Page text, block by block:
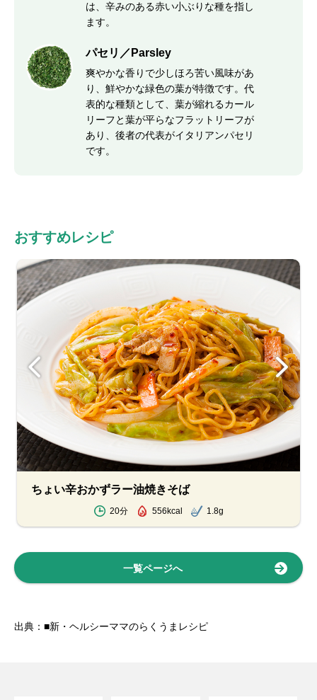
は、辛みのある赤い小ぶりな種を指し
ます。
パセリ／Parsley
爽やかな香りで少しほろ苦い風味があ
り、鮮やかな緑色の葉が特徴です。代
表的な種類として、葉が縮れるカール
リーフと葉が平らなフラットリーフが
あり、後者の代表がイタリアンパセリ
です。
おすすめレシピ
ちょい辛おかずラー油焼きそば
20分 556kcal 1.8g
一覧ページへ
出典：■新・ヘルシーママのらくうまレシピ